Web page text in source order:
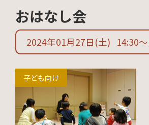
おはなし会
2024年01月27日 (土) 14:30〜
子ども向け